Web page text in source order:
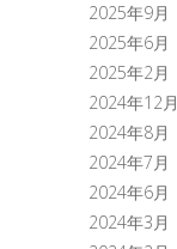
2025年9月
2025年6月
2025年2月
2024年12月
2024年8月
2024年7月
2024年6月
2024年3月